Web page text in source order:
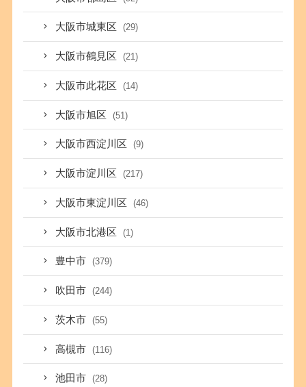
大阪市城東区 (29)
大阪市鶴見区 (21)
大阪市此花区 (14)
大阪市旭区 (51)
大阪市西淀川区 (9)
大阪市淀川区 (217)
大阪市東淀川区 (46)
大阪市北港区 (1)
豊中市 (379)
吹田市 (244)
茨木市 (55)
高槻市 (116)
池田市 (28)